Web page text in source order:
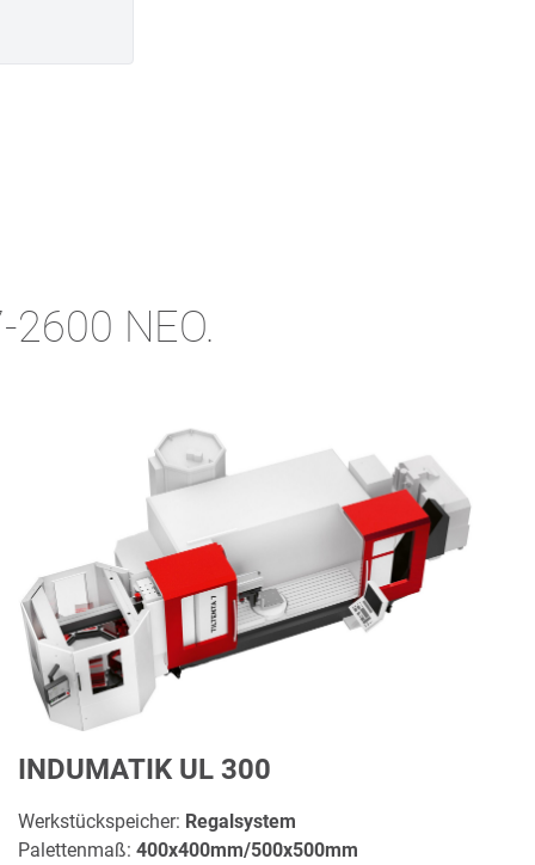
NEO.
INDUMATIK UL 300
Werkstückspeicher: Regalsystem
Palettenmaß: 400x400mm/500x500mm